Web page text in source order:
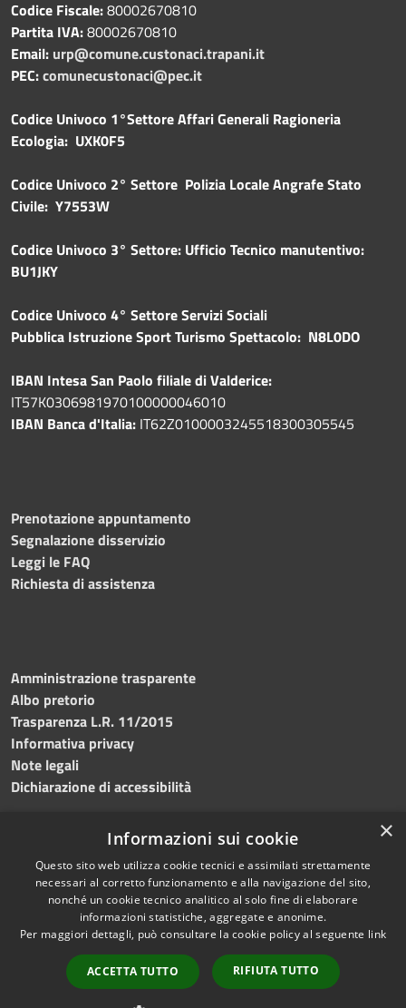
Codice Fiscale:80002670810
Partita IVA:80002670810
Email: urp@comune.custonaci.trapani.it
PEC:comunecustonaci@pec.it
Codice Univoco 1°Settore Affari Generali Ragioneria
Ecologia: UXK0F5
Codice Univoco 2° Settore Polizia Locale Angrafe Stato
Civile: Y7553W
Codice Univoco 3° Settore: Ufficio Tecnico manutentivo:
BU1JKY
Codice Univoco 4° Settore Servizi Sociali
Pubblica Istruzione Sport Turismo Spettacolo: N8L0DO
IBAN Intesa San Paolo filiale di Valderice:
IT57K0306981970100000046010
IBAN Banca d'Italia: IT62Z0100003245518300305545
Prenotazione appuntamento
Segnalazione disservizio
Leggi le FAQ
Richiesta di assistenza
Amministrazione trasparente
Albo pretorio
Trasparenza L.R. 11/2015
Informativa privacy
Note legali
Dichiarazione di accessibilità
RSS
Accessibilità
Cookie
Mappa del sito
Contatti
Copyright © 2026 • Comune di
Custonaci • Powered by
Municipium•Accesso
redazione
×
Informazioni sui cookie
Questo sito web utilizza cookie tecnici e assimilati strettamente
necessari al corretto funzionamento e alla navigazione del sito,
nonché un cookie tecnico analitico al solo fine di elaborare
informazioni statistiche, aggregate e anonime.
Per maggiori dettagli, può consultare la cookie policy al seguente link
ACCETTA TUTTO RIFIUTA TUTTO